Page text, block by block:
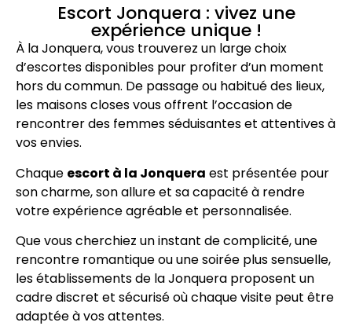
Escort Jonquera : vivez une
expérience unique !
À la Jonquera, vous trouverez un large choix
d’escortes disponibles pour profiter d’un moment
hors du commun. De passage ou habitué des lieux,
les maisons closes vous offrent l’occasion de
rencontrer des femmes séduisantes et attentives à
vos envies.
Chaque escort à la Jonquera est présentée pour
son charme, son allure et sa capacité à rendre
votre expérience agréable et personnalisée.
Que vous cherchiez un instant de complicité, une
rencontre romantique ou une soirée plus sensuelle,
les établissements de la Jonquera proposent un
cadre discret et sécurisé où chaque visite peut être
adaptée à vos attentes.